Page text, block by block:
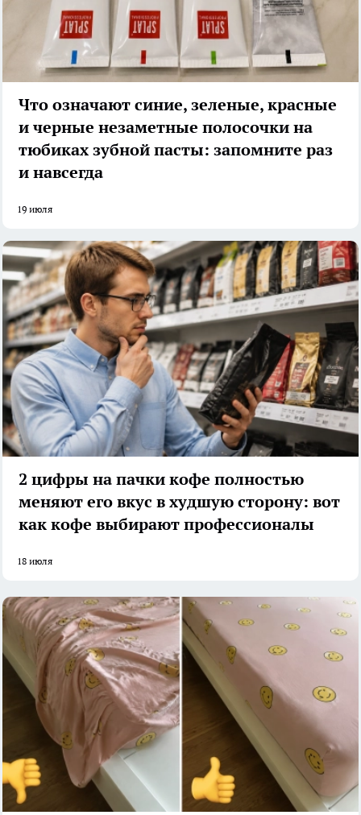
Что означают синие, зеленые, красные
и черные незаметные полосочки на
тюбиках зубной пасты: запомните раз
и навсегда
19 июля
2 цифры на пачки кофе полностью
меняют его вкус в худшую сторону: вот
как кофе выбирают профессионалы
18 июля